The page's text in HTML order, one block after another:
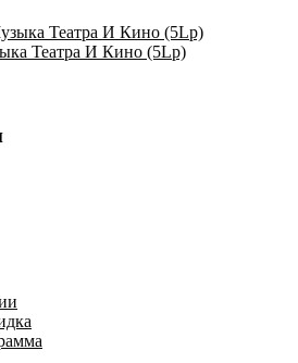
Театра И Кино (5Lp)